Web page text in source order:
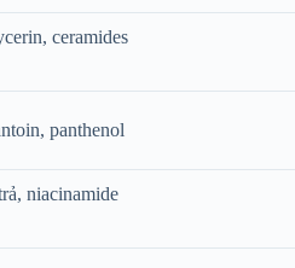
ceramides
panthenol
niacinamide